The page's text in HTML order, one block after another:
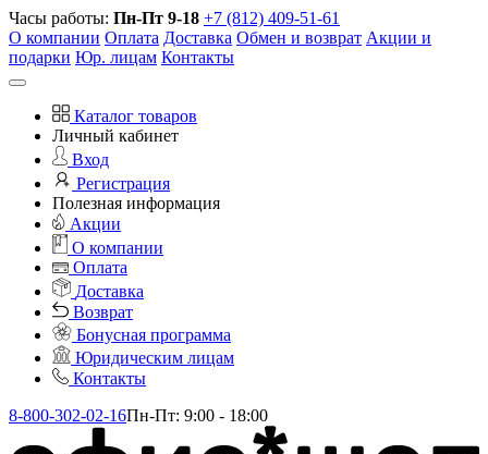
Часы работы: Пн-Пт 9-18 +7 (812) 409-51-61
О компании Оплата Доставка Обмен и возврат Акции и
подарки Юр. лицам Контакты
Каталог товаров
Личный кабинет
Вход
Регистрация
Полезная информация
Акции
О компании
Оплата
Доставка
Возврат
Бонусная программа
Юридическим лицам
Контакты
8-800-302-02-16Пн-Пт: 9:00 - 18:00